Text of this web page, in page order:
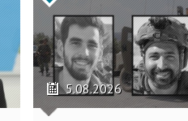
5.08.2026